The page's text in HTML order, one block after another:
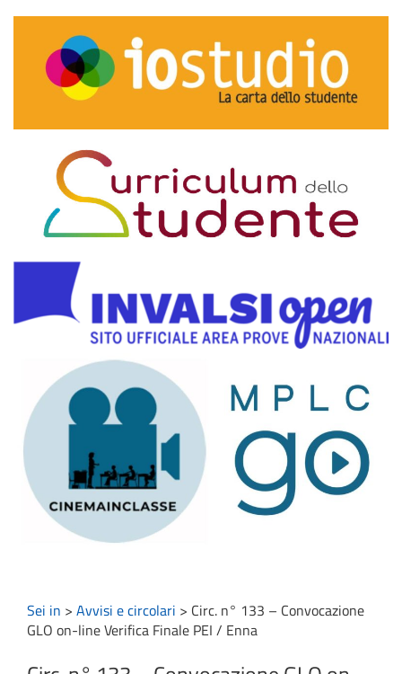
Sei in > Avvisi e circolari > Circ. n° 133 – Convocazione
GLO on-line Verifica Finale PEI / Enna